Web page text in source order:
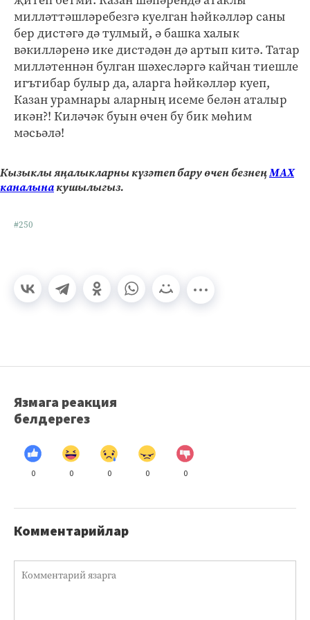
милләттәшләребезгә куелган һәйкәлләр саны
бер дистәгә дә тулмый, ә башка халык
вәкилләренә ике дистәдән дә артып китә. Татар
милләтеннән булган шәхесләргә кайчан тиешле
игътибар булыр да, аларга һәйкәлләр куеп,
Казан урамнары аларның исеме белән аталыр
икән?! Киләчәк буын өчен бу бик мөһим
мәсьәлә!
Кызыклы яңалыкларны күзәтеп бару өчен безнеңМАХ
каналынакушылыгыз.
#250
Язмага реакция
белдерегез
0 0 0 0 0
Комментарийлар